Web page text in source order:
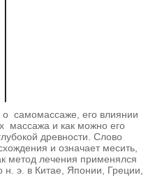
его влиянии
массажа и как можно его
древности. Слово
и означает месить,
метод лечения применялся
н. э. в Китае, Японии, Греции,